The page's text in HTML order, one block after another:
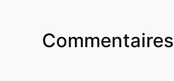
Commentaires